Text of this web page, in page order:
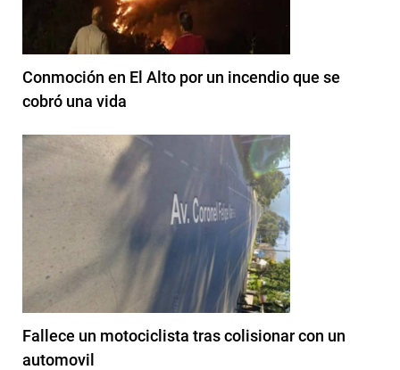
Conmoción en El Alto por un incendio que se
cobró una vida
Fallece un motociclista tras colisionar con un
automovil